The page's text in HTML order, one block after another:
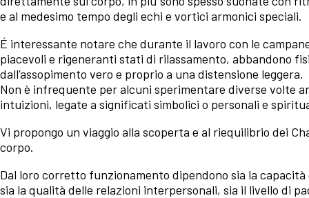
e al medesimo tempo degli echi e vortici armonici speciali.
É interessante notare che durante il lavoro con le
piacevoli e rigeneranti stati di rilassamento, abbandono
dall’assopimento vero e proprio a una distensione leggera.
Non è infrequente per alcuni sperimentare diverse volte
intuizioni, legate a significati simbolici o personali e
Vi propongo un viaggio alla scoperta e al riequilibrio dei
corpo.
Dal loro corretto funzionamento dipendono sia la
sia la qualità delle relazioni interpersonali, sia il livello di